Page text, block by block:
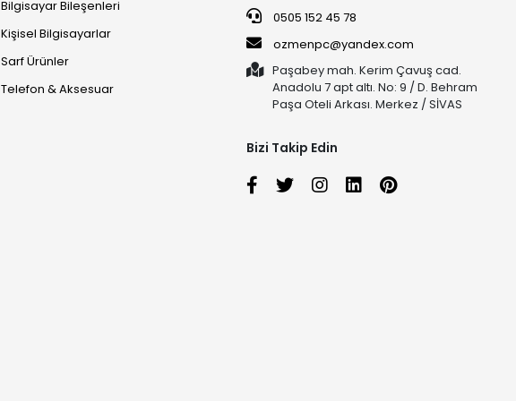
Bilgisayar Bileşenleri
Kişisel Bilgisayarlar
Sarf Ürünler
Telefon & Aksesuar
0505 152 45 78
ozmenpc@yandex.com
Paşabey mah. Kerim Çavuş cad.
Anadolu 7 apt altı. No: 9 / D. Behram
Paşa Oteli Arkası. Merkez / SİVAS
Bizi Takip Edin